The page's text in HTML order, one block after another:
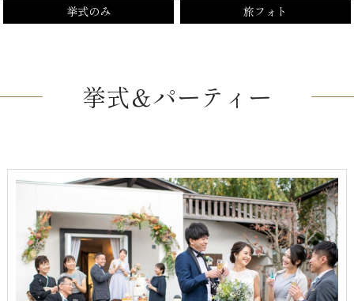
挙式のみ 旅フォト
挙式＆パーティー